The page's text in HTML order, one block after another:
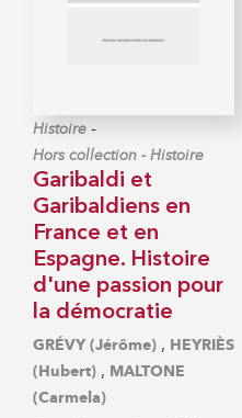
Histoire -
Hors collection - Histoire
Garibaldi et
Garibaldiens en
France et en
Espagne. Histoire
d'une passion pour
la démocratie
GRÉVY (Jérôme) , HEYRIÈS
(Hubert) , MALTONE
(Carmela)